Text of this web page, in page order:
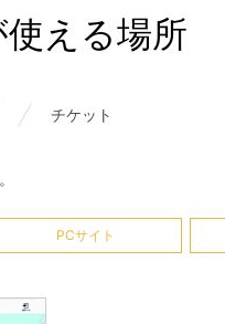
える場所
チケット
PCサイト